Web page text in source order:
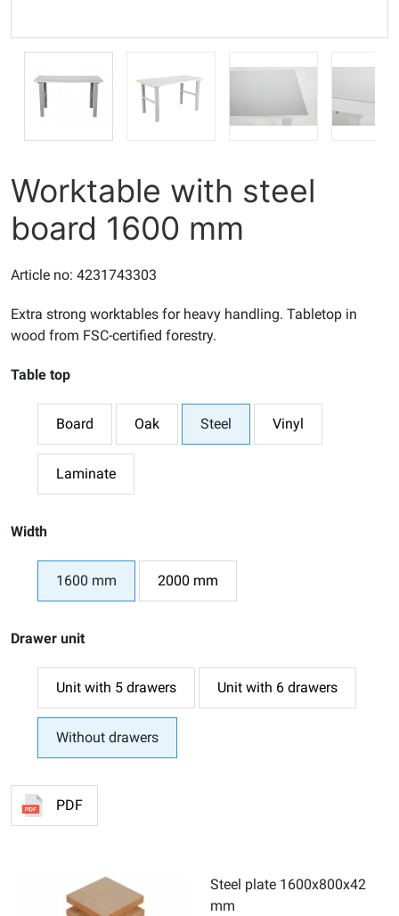
Worktable with steel
board 1600 mm
Article no: 4231743303
Extra strong worktables for heavy handling. Tabletop in
wood from FSC-certified forestry.
Table top
Board Oak Steel Vinyl
Laminate
Width
1600 mm 2000 mm
Drawer unit
Unit with 5 drawers Unit with 6 drawers
Without drawers
PDF
Steel plate 1600x800x42
mm